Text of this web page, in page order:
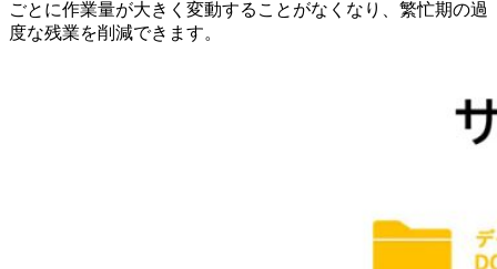
ごとに作業量が⼤きく変動することがなくなり、繁忙期の過
度な残業を削減できます。